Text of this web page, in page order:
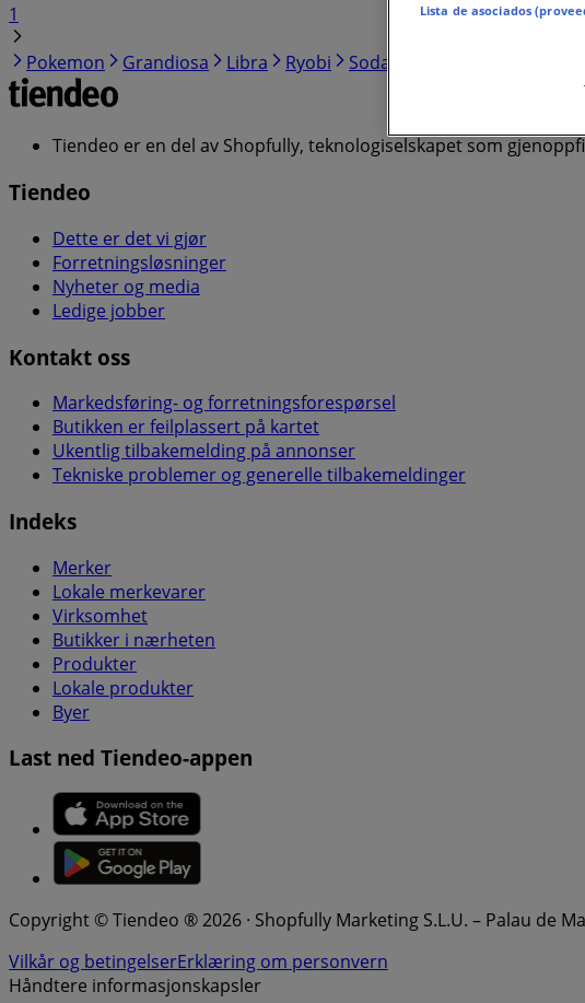
1
Pokemon
Grandiosa Libra Ryobi Sodastream
Tiendeo er en del av Shopfully, teknologiselskapet som
Tiendeo
Dette er det vi gjør
Forretningsløsninger
Nyheter og media
Ledige jobber
Kontakt oss
Markedsføring- og forretningsforespørsel
Butikken er feilplassert på kartet
Ukentlig tilbakemelding på annonser
Tekniske problemer og generelle tilbakemeldinger
Indeks
Merker
Lokale merkevarer
Virksomhet
Butikker i nærheten
Produkter
Lokale produkter
Byer
Last ned Tiendeo-appen
Copyright © Tiendeo ® 2026 · Shopfully Marketing S.L.U. – Palau de
Vilkår og betingelserErklæring om personvern
Håndtere informasjonskapsler
Lista de asociados